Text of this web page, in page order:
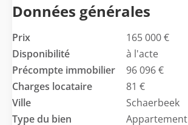
Données générales
Prix
165 000 €
Disponibilité
à l'acte
Précompte immobilier
96 096 €
Charges locataire
81 €
Ville
Schaerbeek
Type du bien
Appartement